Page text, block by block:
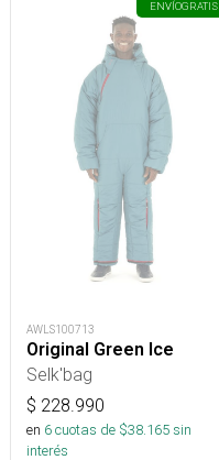
ENVÍOGRATIS
AWLS100713
Original Green Ice
Selk'bag
$ 228.990
en 6cuotas de $38.165sin
interés